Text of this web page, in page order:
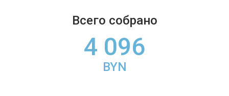
Всего собрано
4 096
BYN